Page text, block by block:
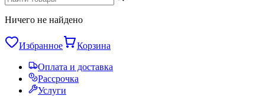
Ничего не найдено
Избранное Корзина
Оплата и доставка
Рассрочка
Услуги